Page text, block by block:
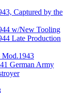
Captured by the
w/New Tooling
Late Production
Mod.1943
German Army